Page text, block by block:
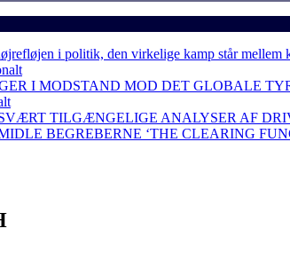
i politik, den virkelige kamp står mellem
I MODSTAND MOD DET GLOBALE
TILGÆNGELIGE ANALYSER AF
BEGREBERNE ‘THE CLEARING